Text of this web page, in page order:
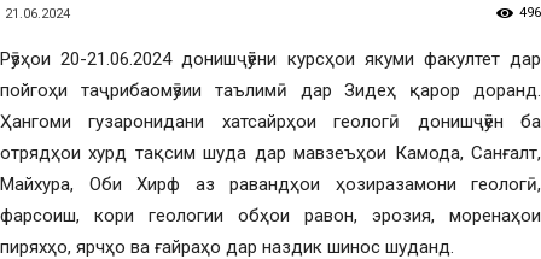
21.06.2024 496
Рӯзҳои 20-21.06.2024 донишҷӯёни курсҳои якуми факултет дар
пойгоҳи таҷрибаомӯзии таълимӣ дар Зидеҳ қарор доранд.
Ҳангоми гузаронидани хатсайрҳои геологӣ донишҷӯён ба
отрядҳои хурд тақсим шуда дар мавзеъҳои Камода, Санғалт,
Майхура, Оби Хирф аз равандҳои ҳозиразамони геологӣ,
фарсоиш, кори геологии обҳои равон, эрозия, моренаҳои
пиряхҳо, ярчҳо ва ғайраҳо дар наздик шинос шуданд.